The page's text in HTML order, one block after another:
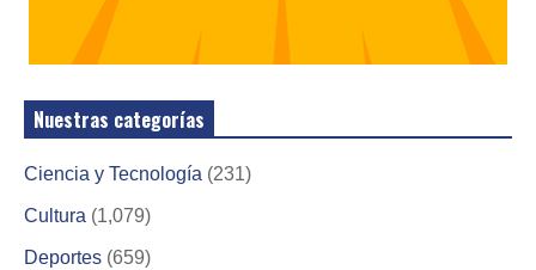
Nuestras categorías
Ciencia y Tecnología (231)
Cultura (1,079)
Deportes (659)